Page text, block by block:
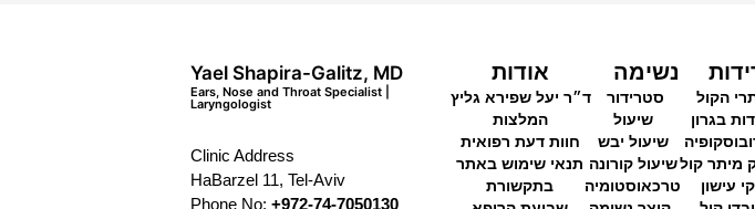
הקול
בגרון
מיתר קול
עישון
נשימה
סטרידור
שיעול
שיעול יבש
שיעול קורונה
טרכאוסטומיה
אודות
ד״ר יעל שפירא גליץ
המלצות
חוות דעת רפואית
תנאי שימוש באתר
בתקשורת
Yael Shapira-Galitz, MD
Ears, Nose and Throat Specialist |
Laryngologist
Clinic Address
HaBarzel 11, Tel-Aviv
Phone No: +972-74-7050130